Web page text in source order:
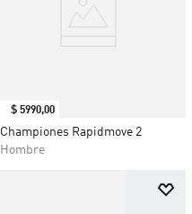
$ 5990,00
Championes Rapidmove 2
Hombre